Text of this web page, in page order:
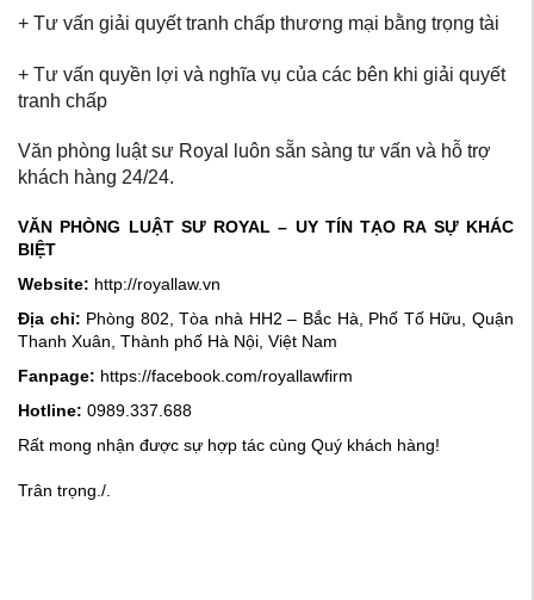
+ Tư vấn giải quyết tranh chấp thương mại bằng trọng tài
+ Tư vấn quyền lợi và nghĩa vụ của các bên khi giải quyết
tranh chấp
Văn phòng luật sư Royal luôn sẵn sàng tư vấn và hỗ trợ
khách hàng 24/24.
VĂN PHÒNG LUẬT SƯ ROYAL – UY TÍN TẠO RA SỰ KHÁC
BIỆT
Website: http://royallaw.vn
Địa chỉ: Phòng 802, Tòa nhà HH2 – Bắc Hà, Phố Tố Hữu, Quận
Thanh Xuân, Thành phố Hà Nội, Việt Nam
Fanpage: https://facebook.com/royallawfirm
Hotline: 0989.337.688
Rất mong nhận được sự hợp tác cùng Quý khách hàng!
Trân trọng./.